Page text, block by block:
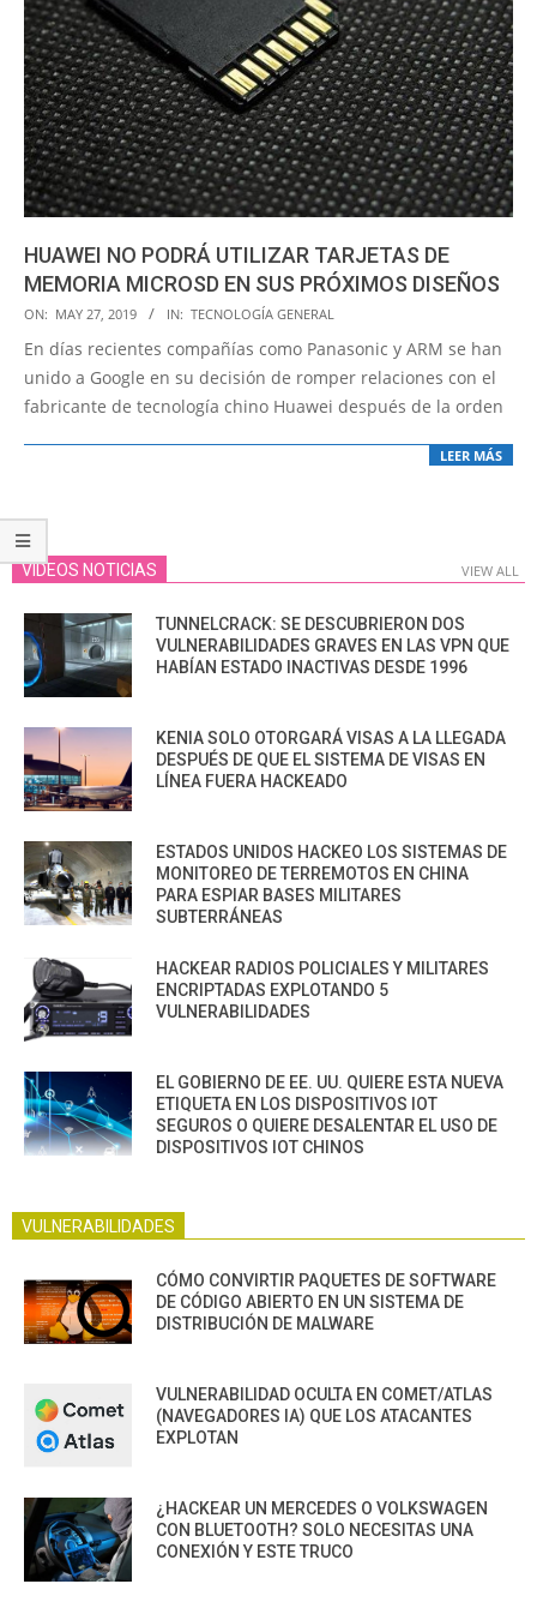
HUAWEI NO PODRÁ UTILIZAR TARJETAS DE
MEMORIA MICROSD EN SUS PRÓXIMOS DISEÑOS
2019-
05-
ON: MAY 27, 2019 IN: TECNOLOGÍA GENERAL
En días recientes compañías como Panasonic y ARM se han
unido a Google en su decisión de romper relaciones con el
fabricante de tecnología chino Huawei después de la orden
LEER MÁS
VIDEOS NOTICIAS VIEW ALL
TUNNELCRACK: SE DESCUBRIERON DOS
VULNERABILIDADES GRAVES EN LAS VPN QUE
HABÍAN ESTADO INACTIVAS DESDE 1996
KENIA SOLO OTORGARÁ VISAS A LA LLEGADA
DESPUÉS DE QUE EL SISTEMA DE VISAS EN
LÍNEA FUERA HACKEADO
ESTADOS UNIDOS HACKEO LOS SISTEMAS DE
MONITOREO DE TERREMOTOS EN CHINA
PARA ESPIAR BASES MILITARES
SUBTERRÁNEAS
HACKEAR RADIOS POLICIALES Y MILITARES
ENCRIPTADAS EXPLOTANDO 5
VULNERABILIDADES
EL GOBIERNO DE EE. UU. QUIERE ESTA NUEVA
ETIQUETA EN LOS DISPOSITIVOS IOT
SEGUROS O QUIERE DESALENTAR EL USO DE
DISPOSITIVOS IOT CHINOS
VULNERABILIDADES
CÓMO CONVIRTIR PAQUETES DE SOFTWARE
DE CÓDIGO ABIERTO EN UN SISTEMA DE
DISTRIBUCIÓN DE MALWARE
VULNERABILIDAD OCULTA EN COMET/ATLAS
(NAVEGADORES IA) QUE LOS ATACANTES
EXPLOTAN
¿HACKEAR UN MERCEDES O VOLKSWAGEN
CON BLUETOOTH? SOLO NECESITAS UNA
CONEXIÓN Y ESTE TRUCO